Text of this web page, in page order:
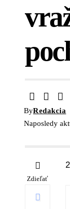
Naposledy
ByRedakcia
Zdieľať